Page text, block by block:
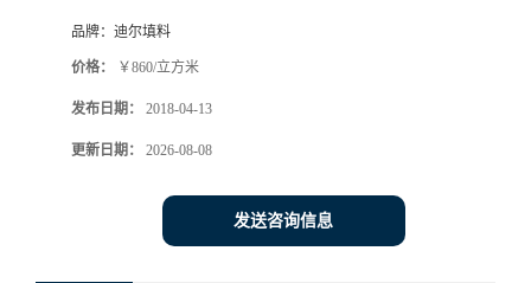
品牌： 迪尔填料
价格： ￥860/立方米
发布日期： 2018-04-13
更新日期： 2026-08-08
发送咨询信息